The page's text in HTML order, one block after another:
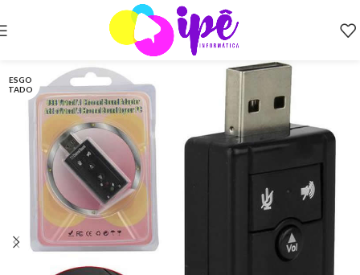
ESGO
TADO